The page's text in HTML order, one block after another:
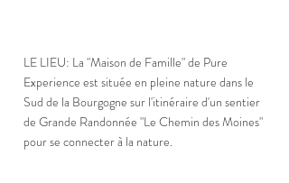
LE LIEU: La "Maison de Famille" de Pure
Experience est située en pleine nature dans le
Sud de la Bourgogne sur l'itinéraire d'un sentier
de Grande Randonnée "Le Chemin des Moines"
pour se connecter à la nature.